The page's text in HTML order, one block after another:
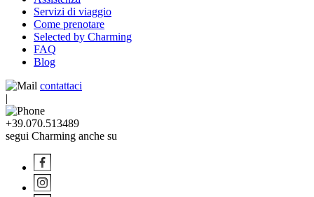
Servizi di viaggio
Come prenotare
Selected by Charming
FAQ
Blog
contattaci
|
+39.070.513489
segui Charming anche su